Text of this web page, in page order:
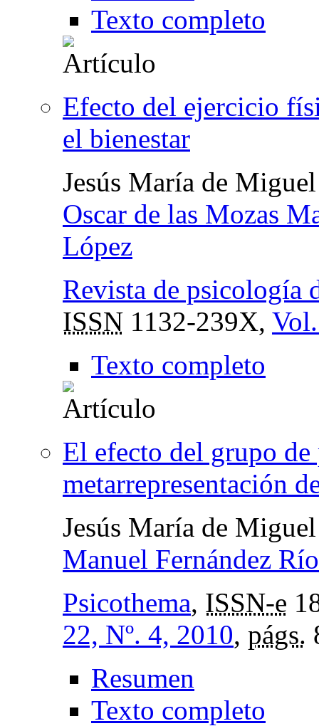
Texto completo
Efecto del ejercicio
el bienestar
Jesús María de
Oscar de las Mozas
López
Revista de psicología
ISSN 1132-239X,
Texto completo
El efecto del grupo de
metarrepresentación
Jesús María de
Manuel Fernández
Psicothema, ISSN-e
22, Nº. 4, 2010, págs.
Resumen
Texto completo